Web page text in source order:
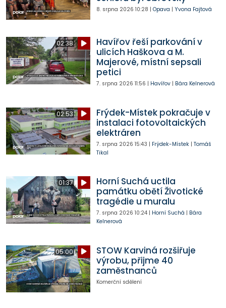
8. srpna 2026 10:28 | Opava | Yvona Fajtová
02:38
Havířov řeší parkování v
ulicích Haškova a M.
Majerové, místní sepsali
petici
7. srpna 2026 11:56 | Havířov| Bára Kelnerová
02:53
Frýdek-Místek pokračuje v
instalaci fotovoltaických
elektráren
7. srpna 2026 15:43 | Frýdek-Místek| Tomáš
Tikal
01:37
Horní Suchá uctila
památku obětí Životické
tragédie u muralu
7. srpna 2026 10:24| Horní Suchá | Bára
Kelnerová
05:00
STOW Karviná rozšiřuje
výrobu, přijme 40
zaměstnanců
Komerční sdělení